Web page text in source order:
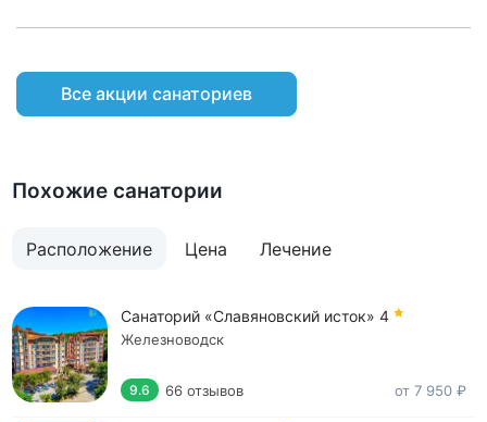
Все акции санаториев
Похожие санатории
Расположение Цена Лечение
Санаторий «Славяновский исток» 4
Железноводск
9.6 66 отзывов от 7 950 ₽